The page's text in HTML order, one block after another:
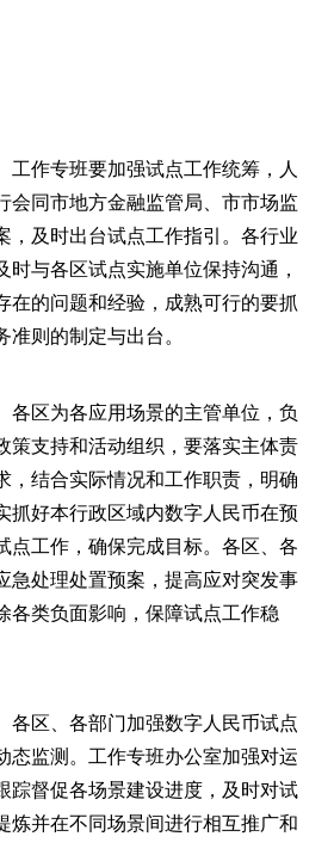
工作专班要加强试点工作统筹，人
会同市地方金融监管局、市市场监
，及时出台试点工作指引。各行业
时与各区试点实施单位保持沟通，
在的问题和经验，成熟可行的要抓
则的制定与出台。
各区为各应用场景的主管单位，负
策支持和活动组织，要落实主体责
，结合实际情况和工作职责，明确
抓好本行政区域内数字人民币在预
点工作，确保完成目标。各区、各
急处理处置预案，提高应对突发事
各类负面影响，保障试点工作稳
各区、各部门加强数字人民币试点
态监测。工作专班办公室加强对运
踪督促各场景建设进度，及时对试
炼并在不同场景间进行相互推广和